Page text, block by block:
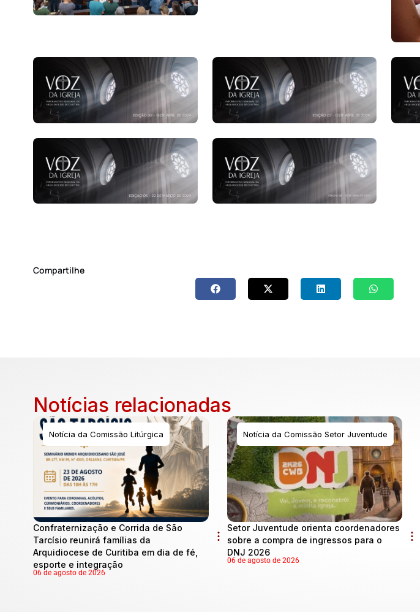
Compartilhe
Notícias relacionadas
Notícia da Comissão Litúrgica
Confraternização e Corrida de São
Tarcísio reunirá famílias da
Arquidiocese de Curitiba em dia de fé,
esporte e integração
06 de agosto de 2026
Notícia da Comissão Setor Juventude
Setor Juventude orienta coordenadores
sobre a compra de ingressos para o
DNJ 2026
06 de agosto de 2026